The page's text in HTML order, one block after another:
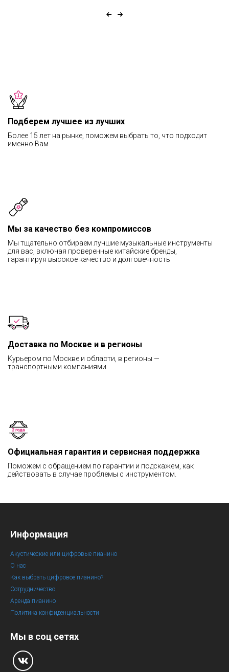
Подберем лучшее из лучших
Более 15 лет на рынке, поможем выбрать то, что подходит
именно Вам
Мы за качество без компромиссов
Мы тщательно отбираем лучшие музыкальные инструменты
для вас, включая проверенные китайские бренды,
гарантируя высокое качество и долговечность
Доставка по Москве и в регионы
Курьером по Москве и области, в регионы —
транспортными компаниями
Официальная гарантия и сервисная поддержка
Поможем с обращением по гарантии и подскажем, как
действовать в случае проблемы с инструментом.
Информация
Акустические или цифровые пианино
О нас
Как выбрать цифровое пианино?
Сотрудничество
Аренда пианино
Политика конфиденциальности
Мы в соц сетях